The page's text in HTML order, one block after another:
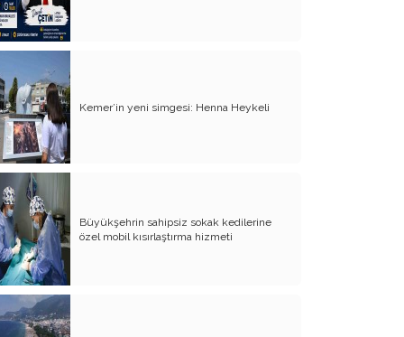
Büyük Güçlerin Bitmeyen Hırsı
Mimarlık Ucuzlatılarak Yapılamaz
Terörsüz Türkiye ve Demokratik İklim
Üç Yıl Sonra: Barınma Sorunu ve
Gerçek Çözüm
AK Parti Yine İki Kere Kendi Ayağına
Sıktı
Üç Yanlıştan Bir Doğru Çıkar mı?
İnsanın Yüreği Sızlıyor
ABD acaba bir dünya devleti olur mu?
Yerli ve Milli
Kemer’in yeni simgesi: Henna Heykeli
Büyükşehrin sahipsiz sokak kedilerine
özel mobil kısırlaştırma hizmeti